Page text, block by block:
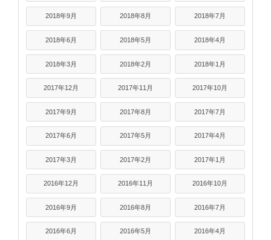
2018年9月 2018年8月 2018年7月
2018年6月 2018年5月 2018年4月
2018年3月 2018年2月 2018年1月
2017年12月 2017年11月 2017年10月
2017年9月 2017年8月 2017年7月
2017年6月 2017年5月 2017年4月
2017年3月 2017年2月 2017年1月
2016年12月 2016年11月 2016年10月
2016年9月 2016年8月 2016年7月
2016年6月 2016年5月 2016年4月